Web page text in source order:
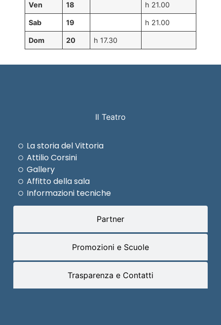
Ven 18 h 21.00
Sab 19 h 21.00
Dom 20 h 17.30
Il Teatro
Partner
Promozioni e Scuole
Trasparenza e Contatti
La storia del Vittoria
Attilio Corsini
Gallery
Affitto della sala
Informazioni tecniche